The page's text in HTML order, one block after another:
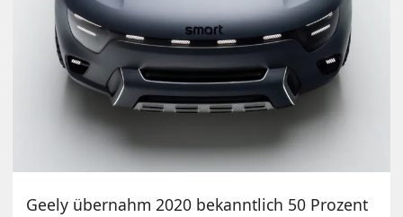
Geely übernahm 2020 bekanntlich 50 Prozent